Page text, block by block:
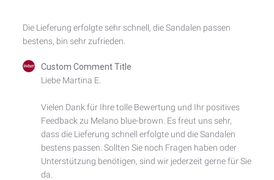
Die Lieferung erfolgte sehr schnell, die Sandalen passen
bestens, bin sehr zufrieden.
Comments
Review
Custom
Comment
Custom Comment Title
Liebe Martina E.
Vielen Dank für Ihre tolle Bewertung und Ihr positives
Feedback zu Melano blue-brown. Es freut uns sehr,
dass die Lieferung schnell erfolgte und die Sandalen
bestens passen. Sollten Sie noch Fragen haben oder
Unterstützung benötigen, sind wir jederzeit gerne für Sie
da.